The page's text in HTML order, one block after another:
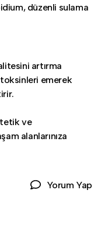
düzenli sulama
artırma
emerek
ve
alanlarınıza
Yorum Yap